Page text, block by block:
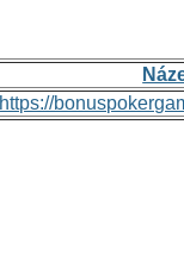
https://